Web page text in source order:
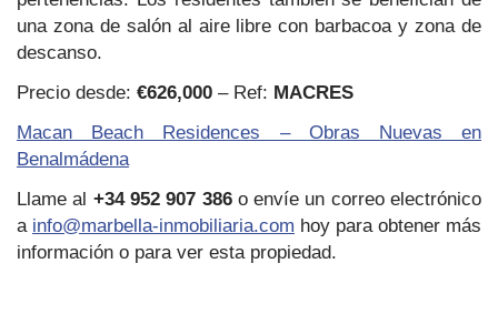
una zona de salón al aire libre con barbacoa y zona de
descanso.
Precio desde: €626,000 – Ref: MACRES
Macan Beach Residences – Obras Nuevas en
Benalmádena
Llame al +34 952 907 386o envíe un correo electrónico
a info@marbella-inmobiliaria.com hoy para obtener más
información o para ver esta propiedad.